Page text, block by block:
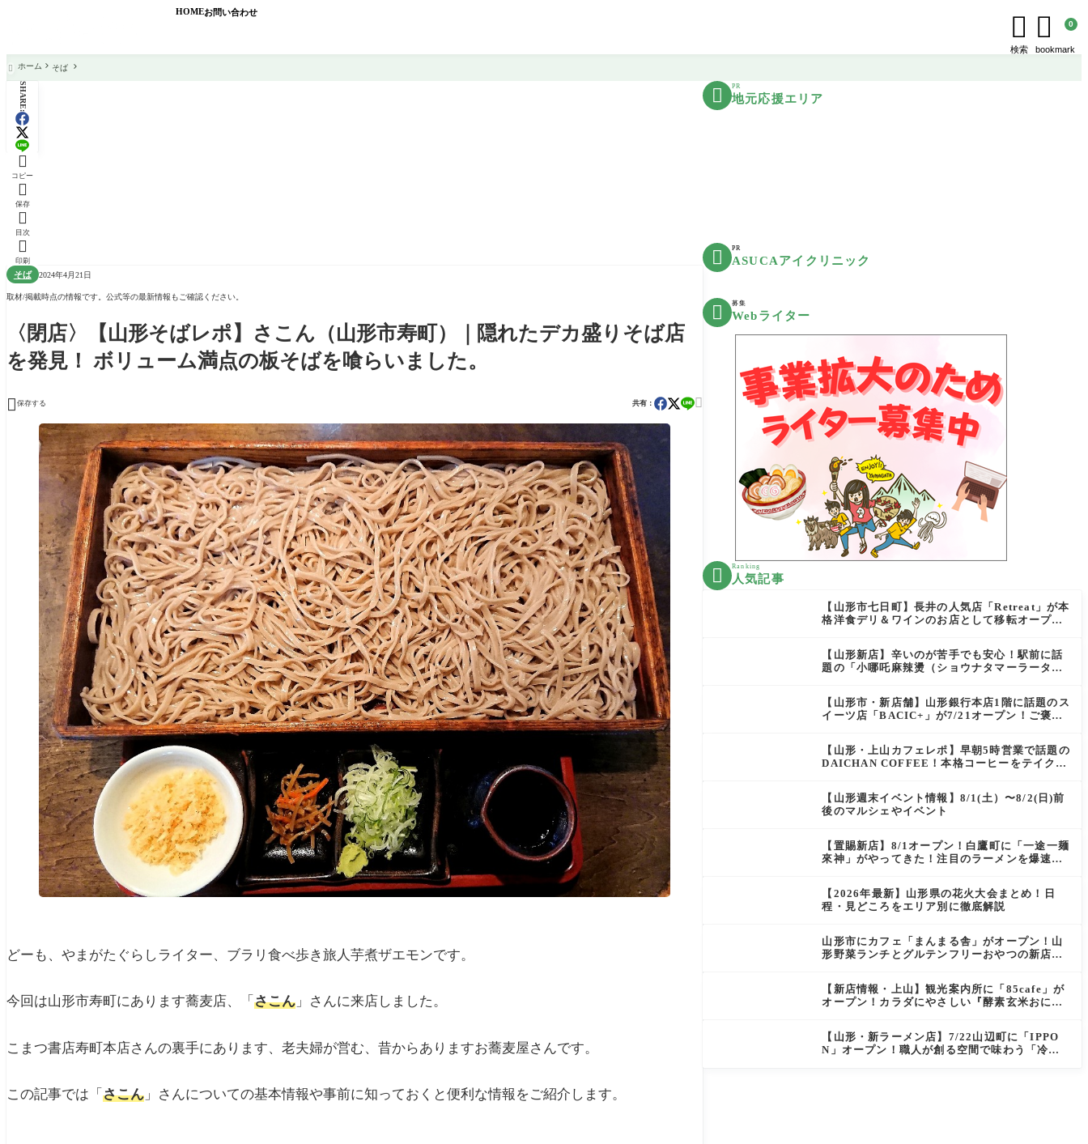
HOMEお問い合わせ 
検索
 0
bookmark
 ホーム そば
SHARE:

コピー

保存

目次

印刷
そば 2024年4月21日
取材/掲載時点の情報です。公式等の最新情報もご確認ください。
〈閉店〉【山形そばレポ】さこん（山形市寿町）｜隠れたデカ盛りそば店
を発見！ ボリューム満点の板そばを喰らいました。
 保存する 共有： 
どーも、やまがたぐらしライター、ブラリ食べ歩き旅人芋煮ザエモンです。
今回は山形市寿町にあります蕎麦店、「 さこん 」さんに来店しました。
こまつ書店寿町本店さんの裏手にあります、老夫婦が営む、昔からありますお蕎麦屋さんです。
この記事では「 さこん 」さんについての基本情報や事前に知っておくと便利な情報をご紹介します。
 PR
地元応援エリア
 PR
ASUCAアイクリニック
 募集
Webライター
 Ranking
人気記事
【山形市七日町】長井の人気店「Retreat」が本
格洋食デリ＆ワインのお店として移転オープン
【山形新店】辛いのが苦手でも安心！駅前に話
題の「小哪吒麻辣燙（ショウナタマーラータ
【山形市・新店舗】山形銀行本店1階に話題のス
イーツ店「BACIC+」が7/21オープン！ご褒美
【山形・上山カフェレポ】早朝5時営業で話題の
DAICHAN COFFEE！本格コーヒーをテイクア
【山形週末イベント情報】8/1(土）〜8/2(日)前
後のマルシェやイベント
【置賜新店】8/1オープン！白鷹町に「一途一麺
來神」がやってきた！注目のラーメンを爆速実
【2026年最新】山形県の花火大会まとめ！日
程・見どころをエリア別に徹底解説
山形市にカフェ「まんまる舎」がオープン！山
形野菜ランチとグルテンフリーおやつの新店情
【新店情報・上山】観光案内所に「85cafe」が
オープン！カラダにやさしい『酵素玄米おにぎ
【山形・新ラーメン店】7/22山辺町に「IPPO
N」オープン！職人が創る空間で味わう「冷た